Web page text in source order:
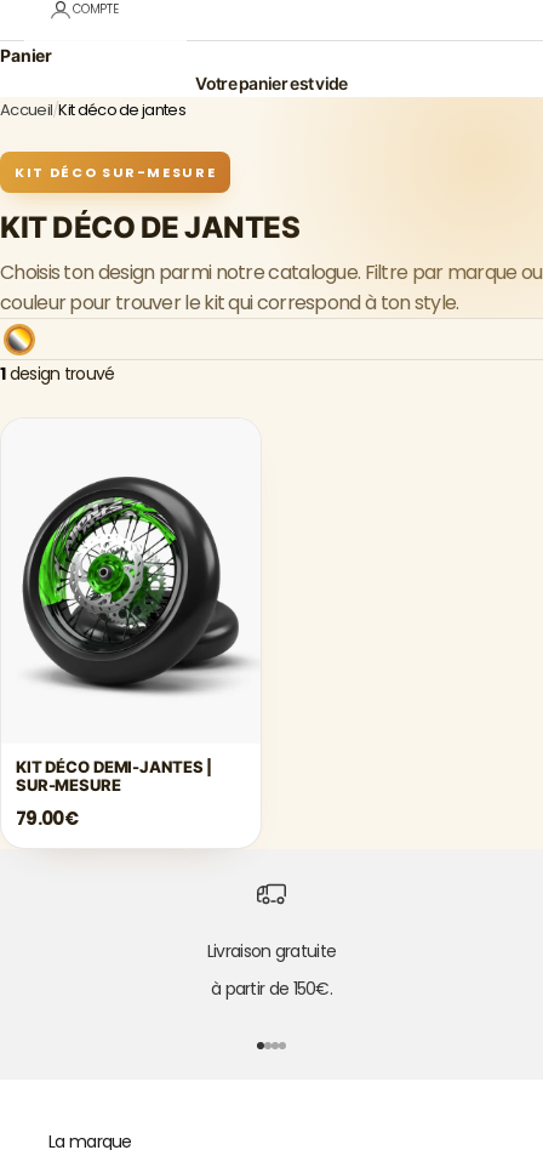
COMPTE
Panier
Votre panier est vide
Accueil/Kit déco de jantes
KIT DÉCO SUR-MESURE
KIT DÉCO DE JANTES
Choisis ton design parmi notre catalogue. Filtre par marque ou
couleur pour trouver le kit qui correspond à ton style.
1design trouvé
KIT DÉCO DEMI-JANTES |
SUR-MESURE
79.00€
Livraison gratuite
à partir de 150€.
Aller à l'élément 1
Aller à l'élément 2
Aller à l'élément 3
Aller à l'élément 4
La marque